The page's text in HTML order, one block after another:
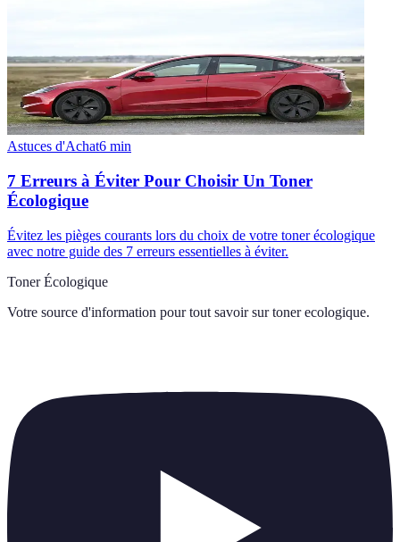
Astuces d'Achat6 min
7 Erreurs à Éviter Pour Choisir Un Toner
Écologique
Évitez les pièges courants lors du choix de votre toner écologique
avec notre guide des 7 erreurs essentielles à éviter.
Toner Écologique
Votre source d'information pour tout savoir sur toner ecologique.